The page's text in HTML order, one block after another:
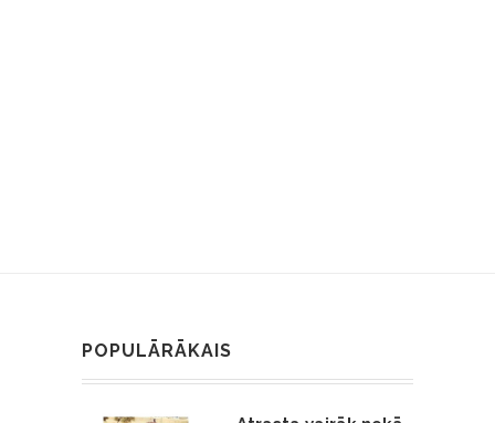
POPULĀRĀKAIS